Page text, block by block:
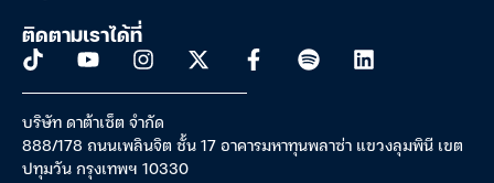
ติดตามเราได้ที่
บริษัท ดาต้าเซ็ต จำกัด
888/178 ถนนเพลินจิต ชั้น 17 อาคารมหาทุนพลาซ่า แขวงลุมพินี เขต
ปทุมวัน กรุงเทพฯ 10330